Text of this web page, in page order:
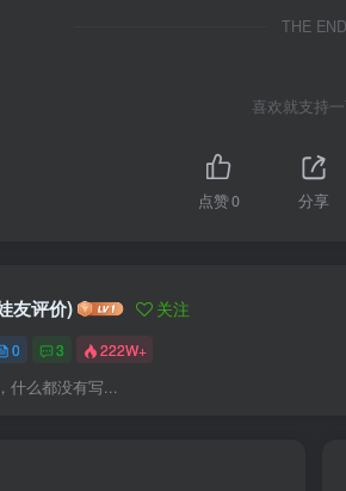
THE END
喜欢就支持
点赞0 分享
友评价) 关注
0 3 222W+
什么都没有写...